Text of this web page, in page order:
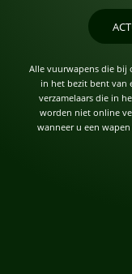
Alle vuurwapens die bij
in het bezit bent van
verzamelaars die in
worden niet online
wanneer u een